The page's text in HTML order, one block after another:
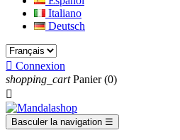
Italiano
Deutsch
 Connexion
shopping_cart Panier (0)

Basculer la navigation ☰